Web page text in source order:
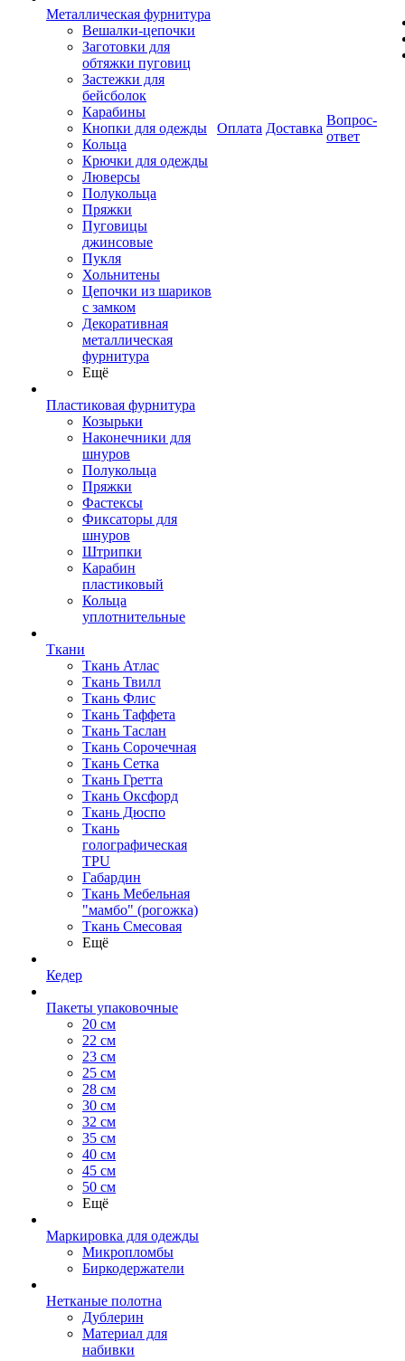
Металлическая фурнитура
Вешалки-цепочки
Заготовки для
обтяжки пуговиц
Застежки для
бейсболок
Карабины
Кнопки для одежды
Кольца
Крючки для одежды
Люверсы
Полукольца
Пряжки
Пуговицы
джинсовые
Пукля
Хольнитены
Цепочки из шариков
с замком
Декоративная
металлическая
фурнитура
Ещё
Пластиковая фурнитура
Козырьки
Наконечники для
шнуров
Полукольца
Пряжки
Фастексы
Фиксаторы для
шнуров
Штрипки
Карабин
пластиковый
Кольца
уплотнительные
Ткани
Ткань Атлас
Ткань Твилл
Ткань Флис
Ткань Таффета
Ткань Таслан
Ткань Сорочечная
Ткань Сетка
Ткань Гретта
Ткань Оксфорд
Ткань Дюспо
Ткань
голографическая
TPU
Габардин
Ткань Мебельная
"мамбо" (рогожка)
Ткань Смесовая
Ещё
Кедер
Пакеты упаковочные
20 см
22 см
23 см
25 см
28 см
30 см
32 см
35 см
40 см
45 см
50 см
Ещё
Маркировка для одежды
Микропломбы
Биркодержатели
Нетканые полотна
Дублерин
Материал для
набивки
Оплата Доставка
Вопрос-
ответ